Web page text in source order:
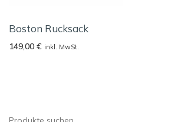
Boston Rucksack
149,00 € inkl. MwSt.
Suche